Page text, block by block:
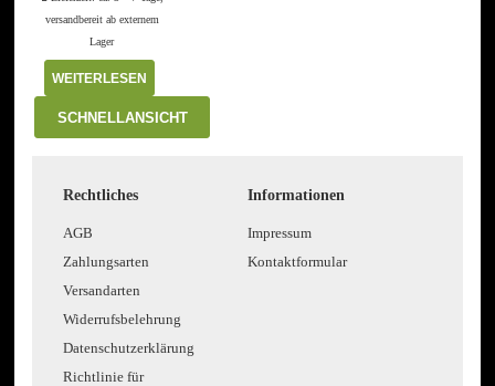
versandbereit ab externem
Lager
WEITERLESEN
SCHNELLANSICHT
Rechtliches
AGB
Zahlungsarten
Versandarten
Widerrufsbelehrung
Datenschutzerklärung
Richtlinie für
Informationen
Impressum
Kontaktformular